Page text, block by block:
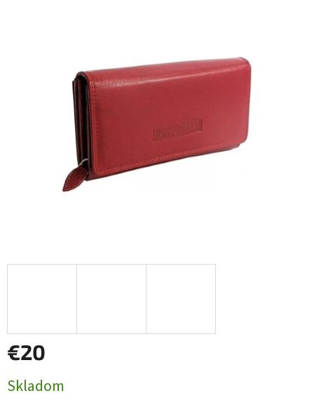
hviezdičiek.
€20
cena:
Skladom